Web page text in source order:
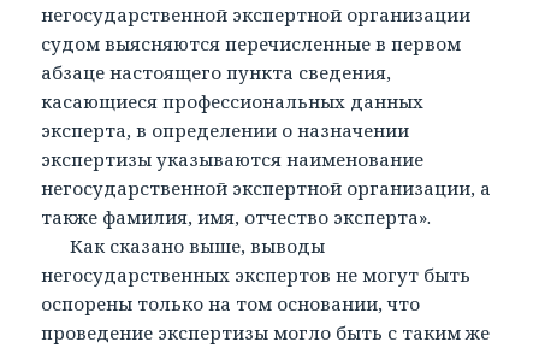
негосударственной экспертной организации
судом выясняются перечисленные в первом
абзаце настоящего пункта сведения,
касающиеся профессиональных данных
эксперта, в определении о назначении
экспертизы указываются наименование
негосударственной экспертной организации, а
также фамилия, имя, отчество эксперта».
Как сказано выше, выводы
негосударственных экспертов не могут быть
оспорены только на том основании, что
проведение экспертизы могло быть с таким же